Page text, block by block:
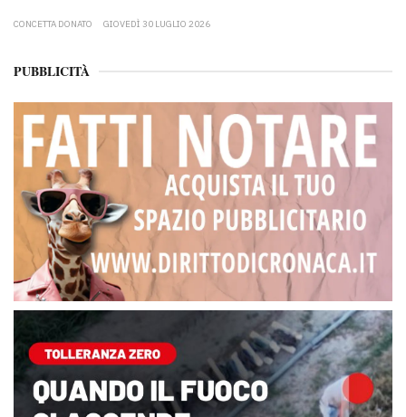
CONCETTA DONATO GIOVEDÌ 30 LUGLIO 2026
PUBBLICITÀ